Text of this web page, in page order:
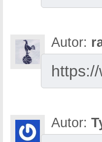
Autor:
Autor: